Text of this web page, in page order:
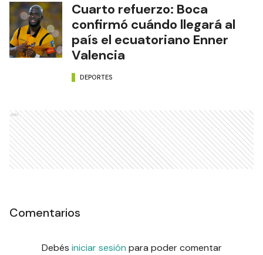
Cuarto refuerzo: Boca
confirmó cuándo llegará al
país el ecuatoriano Enner
Valencia
DEPORTES
Ads
Comentarios
Debés iniciar sesión para poder comentar